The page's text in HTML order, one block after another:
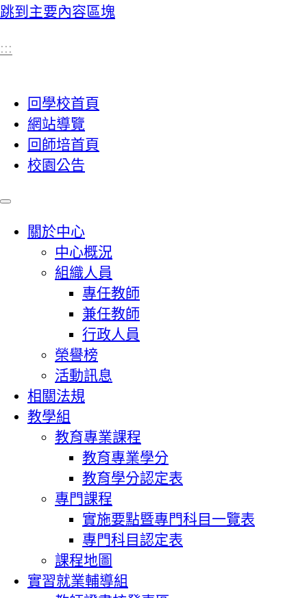
跳到主要內容區塊
:::
回學校首頁
網站導覽
回師培首頁
校園公告
關於中心
中心概況
組織人員
專任教師
兼任教師
行政人員
榮譽榜
活動訊息
相關法規
教學組
教育專業課程
教育專業學分
教育學分認定表
專門課程
實施要點暨專門科目一覽表
專門科目認定表
課程地圖
實習就業輔導組